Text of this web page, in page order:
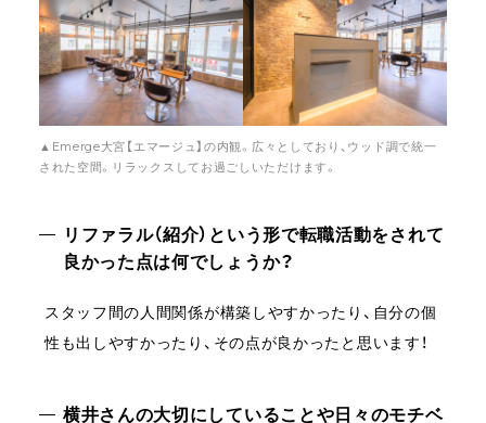
▲Emerge大宮【エマージュ】の内観。広々としており、ウッド調で統一
された空間。リラックスしてお過ごしいただけます。
リファラル（紹介）という形で転職活動をされて
良かった点は何でしょうか？
スタッフ間の人間関係が構築しやすかったり、自分の個
性も出しやすかったり、その点が良かったと思います！
横井さんの大切にしていることや日々のモチベ